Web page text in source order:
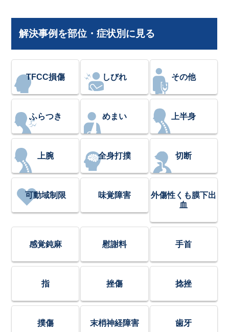
解決事例を部位・症状別に見る
TFCC損傷 しびれ その他
ふらつき めまい 上半身
上腕 全身打撲 切断
可動域制限 味覚障害
外傷性くも膜下出
血
感覚鈍麻 慰謝料 手首
指 挫傷 捻挫
撲傷 末梢神経障害 歯牙